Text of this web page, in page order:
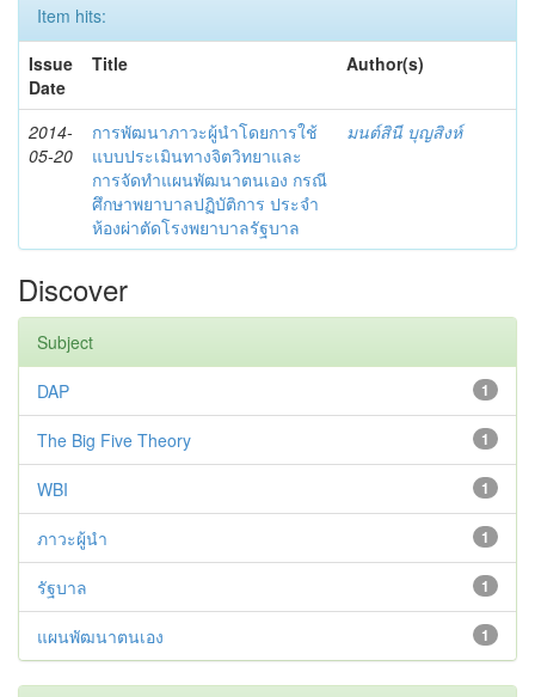
Item hits:
Issue
Date
Title Author(s)
2014-
05-20
การพัฒนาภาวะผู้นำโดยการใช้
แบบประเมินทางจิตวิทยาและ
การจัดทำแผนพัฒนาตนเอง กรณี
ศึกษาพยาบาลปฏิบัติการ ประจำ
ห้องผ่าตัดโรงพยาบาลรัฐบาล
มนต์สินี บุญสิงห์
Discover
Subject
1
DAP
1
The Big Five Theory
1
WBI
1
ภาวะผู้นำ
1
รัฐบาล
1
แผนพัฒนาตนเอง